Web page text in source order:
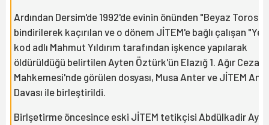
Ardından Dersim'de 1992'de evinin önünden "Beyaz Toros"a
bindirilerek kaçırılan ve o dönem JİTEM'e bağlı çalışan
kod adlı Mahmut Yıldırım tarafından işkence yapılarak
öldürüldüğü belirtilen Ayten Öztürk'ün Elazığ 1. Ağır Ceza
Mahkemesi'nde görülen dosyası, Musa Anter ve JİTEM Ana
Davası ile birleştirildi.
Birlşetirme öncesince eski JİTEM tetikçisi Abdülkadir